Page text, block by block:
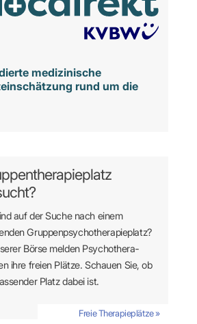
medizinische
rund um die
auf der Suche nach einem
Gruppen­psycho­therapie­platz?
Börse melden Psycho­­thera­­
ihre freien Plätze. Schauen Sie, ob
Platz dabei ist.
Freie Therapieplätze »